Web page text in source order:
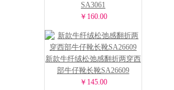
SA3061
￥160.00
新款牛纤绒松弛感翻折两穿西
部牛仔靴长靴SA26609
￥145.00